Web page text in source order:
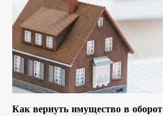
Как вернуть имущество в оборот